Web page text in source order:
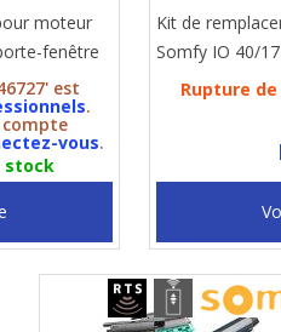
moteur
fenêtre
est
.
compte
vous.
stock
Kit de
Somfy IO 40/
Rupture